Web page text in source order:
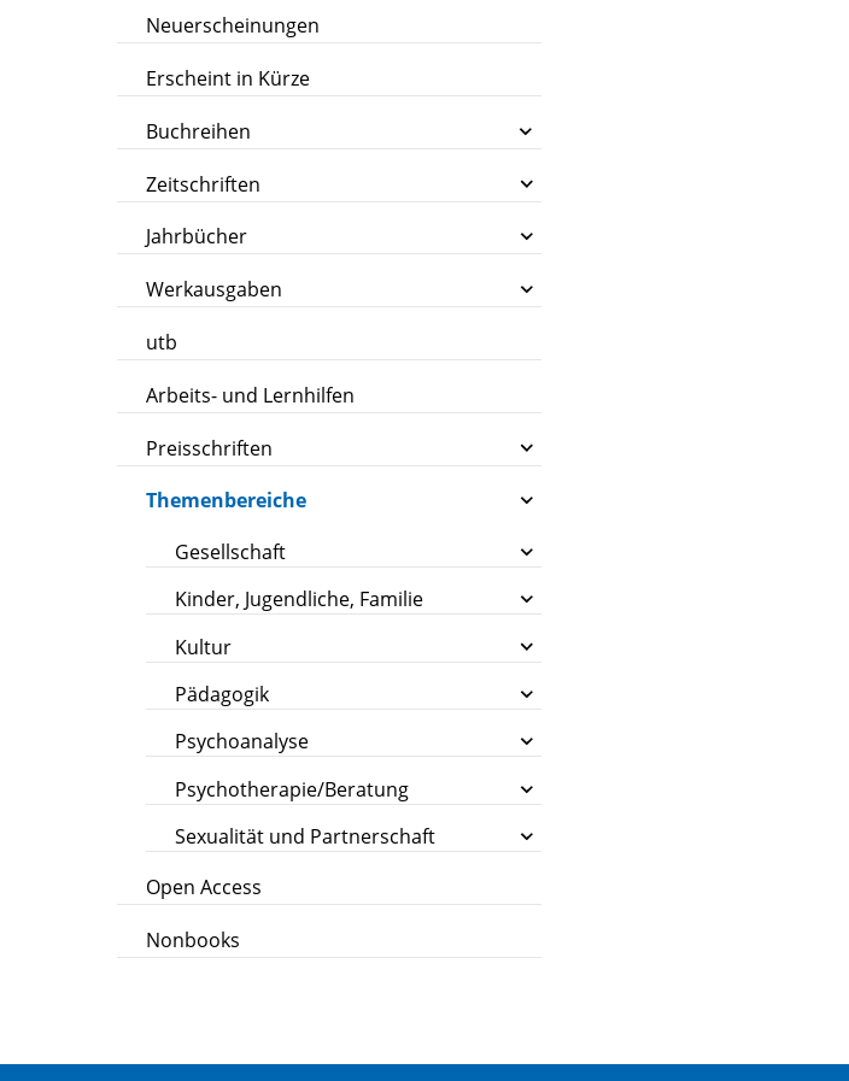
Neuerscheinungen
Erscheint in Kürze
Buchreihen
Zeitschriften
Jahrbücher
Werkausgaben
utb
Arbeits- und Lernhilfen
Preisschriften
Themenbereiche
Gesellschaft
Kinder, Jugendliche, Familie
Kultur
Pädagogik
Psychoanalyse
Psychotherapie/Beratung
Sexualität und Partnerschaft
Open Access
Nonbooks